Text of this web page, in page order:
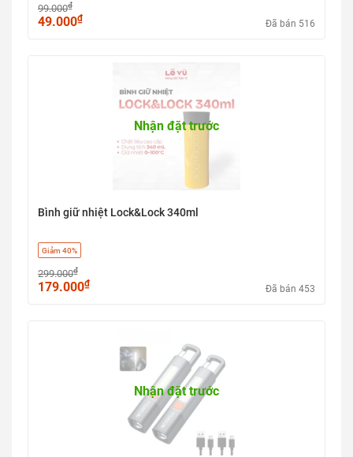
99.000₫
49.000₫ Đã bán 516
Nhận đặt trước
Bình giữ nhiệt Lock&Lock 340ml
Giảm 40%
299.000₫
179.000₫ Đã bán 453
Nhận đặt trước